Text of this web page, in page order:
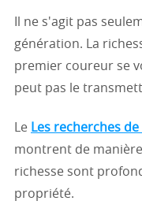
Il ne s'agit pas
génération. La
premier coureur se
peut pas le
Le Les recherches
montrent de
richesse sont
propriété.